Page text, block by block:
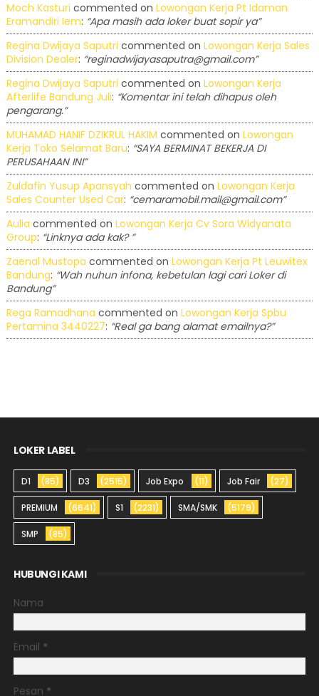
Moch Kasturi commented on Lowongan Kerja Pt Idaman
Eramandiri Iem: “Apa masih ada loker buat sopir ya”
Regina Dwijaya Saputri commented on Lowongan Kerja Sales
Division Dealer: “reginadwijayasaputra@gmail.com”
Regina Dwijaya Saputri commented on Lowongan Kerja
Afterlife Bandung Juli: “Komentar ini telah dihapus oleh
pengarang.”
MUHAMAD HANIF DZIKRUL HAKIM commented on Lowongan
Kerja Toko Selamat Baru: “SAYA BERMINAT BEKERJA DI
PERUSAHAAN INI”
Zuldafin Yusup Apansyah commented on Lowongan Kerja
Sales Counter Used Car: “cemaramobil.mail@gmail.com”
Aulia commented on Lowongan Kerja Cv Sora Widyanata
Group: “Linknya ada kak? ”
Zaenal Mustopa commented on Lowongan Kerja Pt Leuwitex
Bandung: “Wah nuhun infona, kebetulan lagi cari Loker di
Bandung”
Rega Ramadhana commented on Lowongan Kerja Spbu
Pertamina 3440227: “Real ga bang alamat emailnya?”
LOKER LABEL
D1 (85) D3 (2515) Job Expo (11) Job Fair (27)
PREMIUM (6641) S1 (2231) SMA/SMK (5179)
SMP (85)
HUBUNGI KAMI
Nama
Email *
Pesan *